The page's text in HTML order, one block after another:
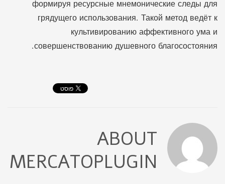
формируя ресурсные мнемонические следы для
грядущего использования. Такой метод ведёт к
культивированию аффективного ума и
совершенствованию душевного благосостояния.
ABOUT
MERCATOPLUGIN